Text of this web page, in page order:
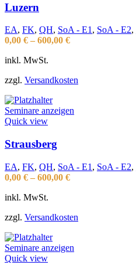
Luzern
EA, FK, QH, SoA - E1 , SoA - E2,
0,00 € – 600,00 €
inkl. MwSt.
zzgl. Versandkosten
Seminare anzeigen
Quick view
Strausberg
EA, FK, QH, SoA - E1 , SoA - E2,
0,00 € – 600,00 €
inkl. MwSt.
zzgl. Versandkosten
Seminare anzeigen
Quick view